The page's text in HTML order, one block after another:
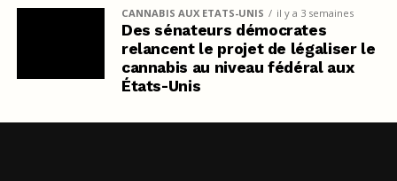
CANNABIS AUX ETATS-UNIS il y a 3 semaines
Des sénateurs démocrates
relancent le projet de légaliser le
cannabis au niveau fédéral aux
États-Unis